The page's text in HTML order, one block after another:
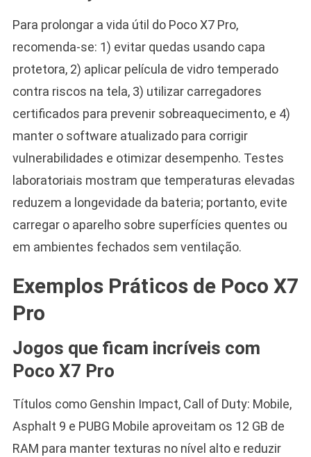
Para prolongar a vida útil do Poco X7 Pro,
recomenda-se: 1) evitar quedas usando capa
protetora, 2) aplicar película de vidro temperado
contra riscos na tela, 3) utilizar carregadores
certificados para prevenir sobreaquecimento, e 4)
manter o software atualizado para corrigir
vulnerabilidades e otimizar desempenho. Testes
laboratoriais mostram que temperaturas elevadas
reduzem a longevidade da bateria; portanto, evite
carregar o aparelho sobre superfícies quentes ou
em ambientes fechados sem ventilação.
Exemplos Práticos de Poco X7
Pro
Jogos que ficam incríveis com
Poco X7 Pro
Títulos como Genshin Impact, Call of Duty: Mobile,
Asphalt 9 e PUBG Mobile aproveitam os 12 GB de
RAM para manter texturas no nível alto e reduzir